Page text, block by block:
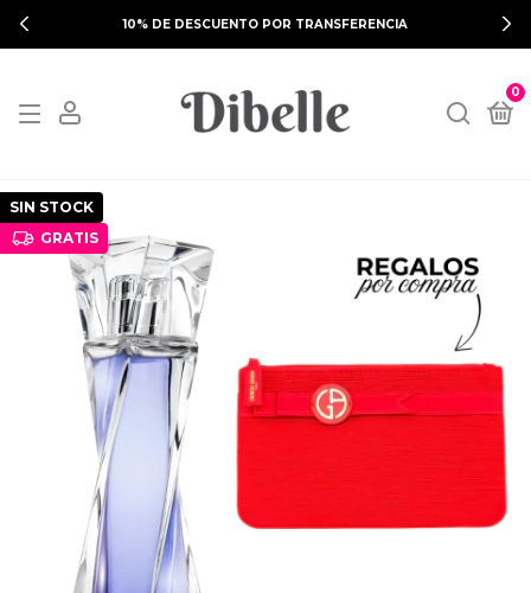
POR TRANSFERENCIA
0
SIN STOCK
GRATIS